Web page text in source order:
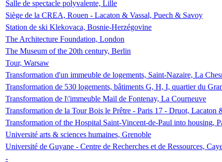
Salle de spectacle polyvalente, Lille
Siège de la CREA, Rouen - Lacaton & Vassal, Puech & Savoy
Station de ski Klekovaca, Bosnie-Herzégovine
The Architecture Foundation, London
The Museum of the 20th century, Berlin
Tour, Warsaw
Transformation d'un immeuble de logements, Saint-Nazaire, La
Transformation de 530 logements, bâtiments G, H, I, quartier du
Transformation de l\'immeuble Mail de Fontenay, La Courneuve
Transformation de la Tour Bois le Prêtre - Paris 17 - Druot, Lacaton
Transformation of the Hospital Saint-Vincent-de-Paul into housing,
Université arts & sciences humaines, Grenoble
Université de Guyane - Centre de Recherches et de Ressources,
-